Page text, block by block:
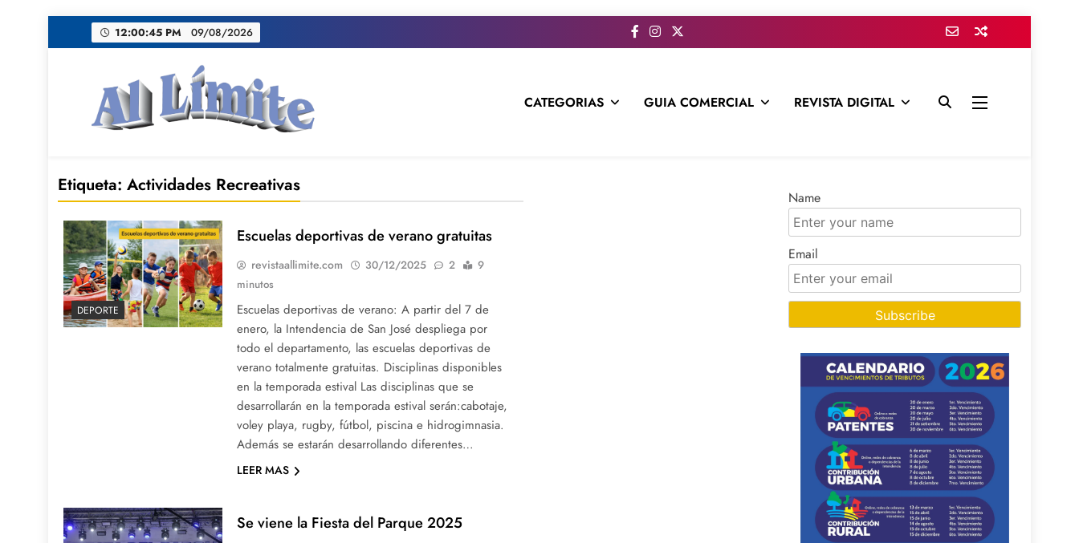
al
12:00:46 PM 09/08/2026
CATEGORIAS GUIA COMERCIAL REVISTA DIGITAL
Etiqueta: Actividades Recreativas
DEPORTE
Escuelas deportivas de verano gratuitas
revistaallimite.com 30/12/2025 2
9
minutos
Escuelas deportivas de verano: A partir del 7 de
enero, la Intendencia de San José despliega por
todo el departamento, las escuelas deportivas de
verano totalmente gratuitas. Disciplinas disponibles
en la temporada estival Las disciplinas que se
desarrollarán en la temporada estival serán:cabotaje,
voley playa, rugby, fútbol, piscina e hidrogimnasia.
Además se estarán desarrollando diferentes…
LEER MAS
Se viene la Fiesta del Parque 2025
Name
Email